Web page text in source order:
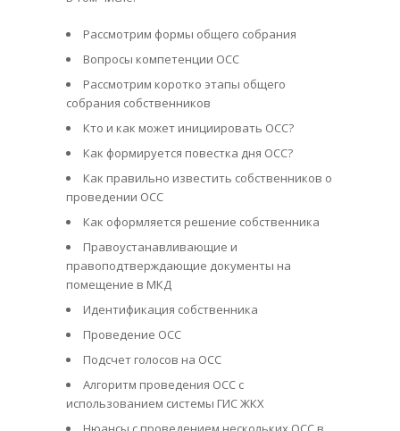
Рассмотрим формы общего собрания
Вопросы компетенции ОСС
Рассмотрим коротко этапы общего
собрания собственников
Кто и как может инициировать ОСС?
Как формируется повестка дня ОСС?
Как правильно известить собственников о
проведении ОСС
Как оформляется решение собственника
Правоустанавливающие и
правоподтверждающие документы на
помещение в МКД
Идентификация собственника
Проведение ОСС
Подсчет голосов на ОСС
Алгоритм проведения ОСС с
использованием системы ГИС ЖКХ